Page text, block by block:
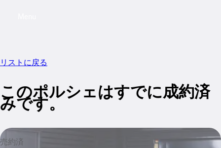
リストに戻る
このポルシェはすでに成約済
みです。
売約済